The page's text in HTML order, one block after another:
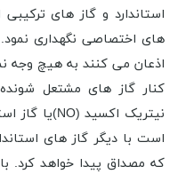
استاندارد و گاز های
های اختصاصی نگهداری
اذعان می کنند به هیچ وجه
کنار گاز های مشتعل شونده
است با دیگر گاز های
که مصداق پیدا خواهد کرد.